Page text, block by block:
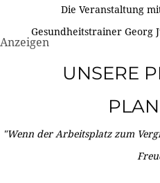
Die Veranstaltung
Gesundheitstrainer Georg
Anzeigen
UNSERE
"Wenn der Arbeitsplatz zum